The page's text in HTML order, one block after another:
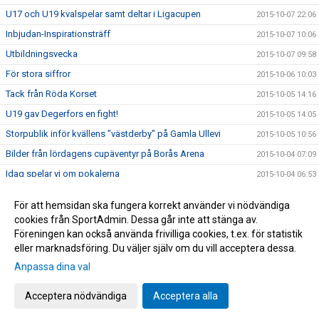
U17 och U19 kvalspelar samt deltar i Ligacupen 2015-10-07 22:06
Inbjudan-Inspirationsträff 2015-10-07 10:06
Utbildningsvecka 2015-10-07 09:58
För stora siffror 2015-10-06 10:03
Tack från Röda Korset 2015-10-05 14:16
U19 gav Degerfors en fight! 2015-10-05 14:05
Storpublik inför kvällens "västderby" på Gamla Ullevi 2015-10-05 10:56
Bilder från lördagens cupäventyr på Borås Arena 2015-10-04 07:09
Idag spelar vi om pokalerna 2015-10-04 06:53
Spelschema till Borås Arena Cup 2015-09-30 13:03
Karta över Borås Arena inför cupen 2015-09-30 12:38
Bilder från Norrby - Eskilsminne 2015-09-30 12:09
Lottningen till Borås Arena Cup
Yarsuvat var skillnaden
För att hemsidan ska fungera korrekt använder vi nödvändiga
cookies från SportAdmin. Dessa går inte att stänga av.
Föreningen kan också använda frivilliga cookies, t.ex. för statistik
eller marknadsföring. Du väljer själv om du vill acceptera dessa.
Anpassa dina val
Acceptera nödvändiga Acceptera alla